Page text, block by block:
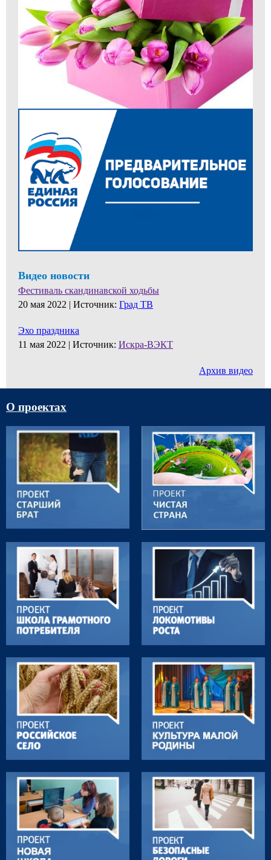
Видео новости
Фестиваль скандинавской ходьбы
20 мая 2022 | Источник: Град ТВ
Эхо праздника
11 мая 2022 | Источник: Искра-ВЭКТ
Архив видео
О проектах